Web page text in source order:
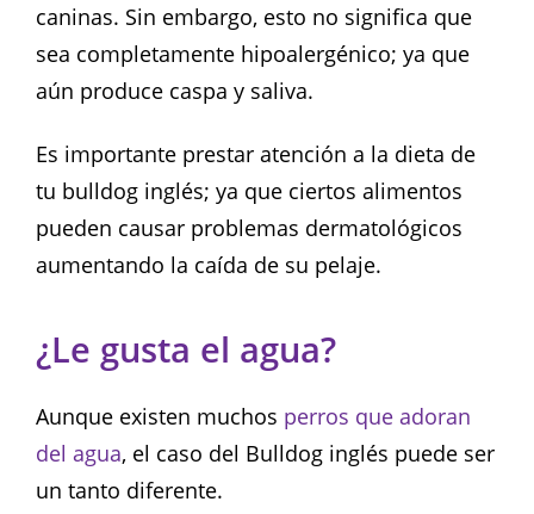
caninas. Sin embargo, esto no significa que
sea completamente hipoalergénico; ya que
aún produce caspa y saliva.
Es importante prestar atención a la dieta de
tu bulldog inglés; ya que ciertos alimentos
pueden causar problemas dermatológicos
aumentando la caída de su pelaje.
¿Le gusta el agua?
Aunque existen muchos perros que adoran
del agua, el caso del Bulldog inglés puede ser
un tanto diferente.